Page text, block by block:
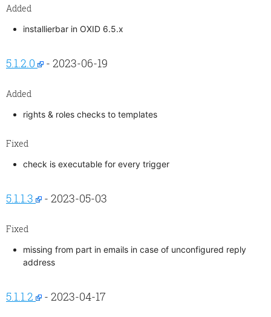
Added
installierbar in OXID 6.5.x
5.1.2.0 - 2023-06-19
Added
rights & roles checks to templates
Fixed
check is executable for every trigger
5.1.1.3 - 2023-05-03
Fixed
missing from part in emails in case of unconfigured reply
address
5.1.1.2 - 2023-04-17